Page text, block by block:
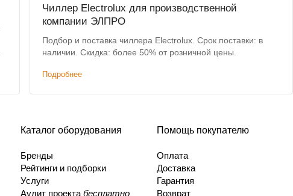
Чиллер Electrolux для производственной
компании ЭЛПРО
Подбор и поставка чиллера Electrolux. Срок поставки: в
наличии. Скидка: более 50% от розничной цены.
Подробнее
Каталог оборудования
Бренды
Рейтинги и подборки
Услуги
Аудит проекта бесплатно
Помощь покупателю
Оплата
Доставка
Гарантия
Возврат